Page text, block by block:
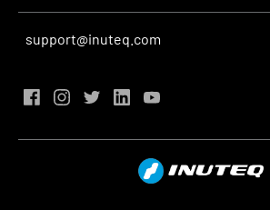
support@inuteq.com